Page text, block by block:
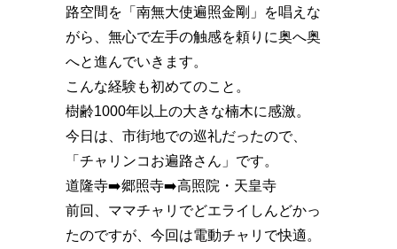
路空間を「南無大使遍照金剛」を唱えな
がら、無心で左手の触感を頼りに奥へ奥
へと進んでいきます。
こんな経験も初めてのこと。
樹齢1000年以上の大きな楠木に感激。
今日は、市街地での巡礼だったので、
「チャリンコお遍路さん」です。
道隆寺➡️郷照寺➡️高照院・天皇寺
前回、ママチャリでどエライしんどかっ
たのですが、今回は電動チャリで快適。